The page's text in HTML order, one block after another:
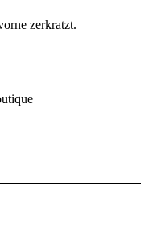
zerkratzt.